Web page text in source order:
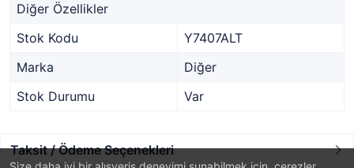
Diğer Özellikler
Stok Kodu
Y7407ALT
Marka
Diğer
Stok Durumu
Var
Taksit / Ödeme Seçenekleri